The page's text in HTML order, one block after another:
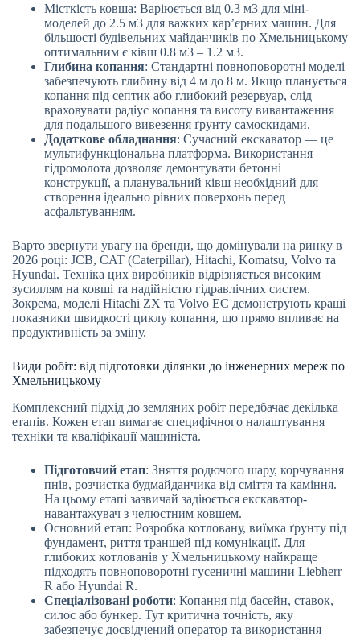
Місткість ковша: Варіюється від 0.3 м3 для міні-
моделей до 2.5 м3 для важких кар’єрних машин. Для
більшості будівельних майданчиків по Хмельницькому
оптимальним є ківш 0.8 м3 – 1.2 м3.
Глибина копання: Стандартні повноповоротні моделі
забезпечують глибину від 4 м до 8 м. Якщо планується
копання під септик або глибокий резервуар, слід
враховувати радіус копання та висоту вивантаження
для подальшого вивезення ґрунту самоскидами.
Додаткове обладнання: Сучасний екскаватор — це
мультифункціональна платформа. Використання
гідромолота дозволяє демонтувати бетонні
конструкції, а планувальний ківш необхідний для
створення ідеально рівних поверхонь перед
асфальтуванням.
Варто звернути увагу на бренди, що домінували на ринку в
2026 році: JCB, CAT (Caterpillar), Hitachi, Komatsu, Volvo та
Hyundai. Техніка цих виробників відрізняється високим
зусиллям на ковші та надійністю гідравлічних систем.
Зокрема, моделі Hitachi ZX та Volvo EC демонструють кращі
показники швидкості циклу копання, що прямо впливає на
продуктивність за зміну.
Види робіт: від підготовки ділянки до інженерних мереж по
Хмельницькому
Комплексний підхід до земляних робіт передбачає декілька
етапів. Кожен етап вимагає специфічного налаштування
техніки та кваліфікації машиніста.
Підготовчий етап: Зняття родючого шару, корчування
пнів, розчистка будмайданчика від сміття та каміння.
На цьому етапі зазвичай задіюється екскаватор-
навантажувач з челюстним ковшем.
Основний етап: Розробка котловану, виїмка ґрунту під
фундамент, риття траншей під комунікації. Для
глибоких котлованів у Хмельницькому найкраще
підходять повноповоротні гусеничні машини Liebherr
R або Hyundai R.
Спеціалізовані роботи: Копання під басейн, ставок,
силос або бункер. Тут критична точність, яку
забезпечує досвідчений оператор та використання